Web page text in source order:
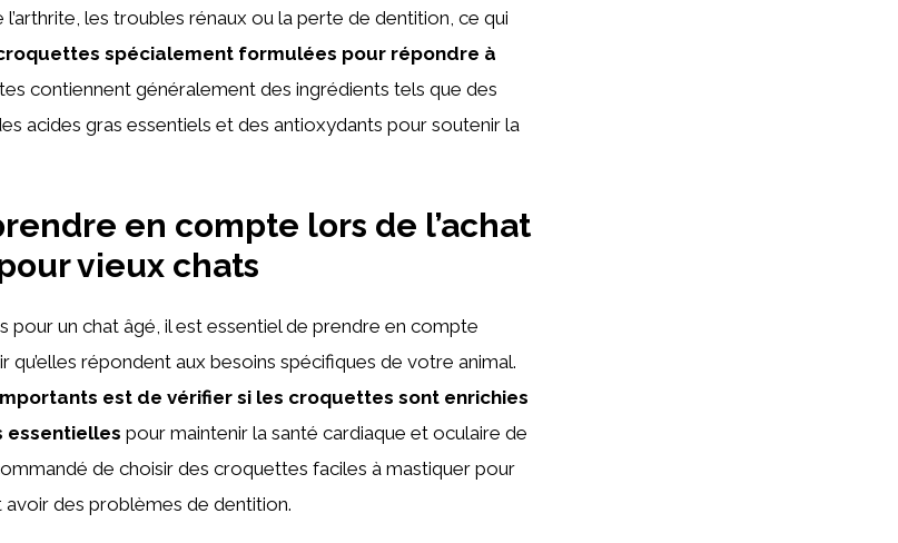
les troubles rénaux ou la perte de dentition, ce qui
spécialement formulées pour répondre à
contiennent généralement des ingrédients tels que des
acides gras essentiels et des antioxydants pour soutenir la
en compte lors de l’achat
vieux chats
pour un chat âgé, il est essentiel de prendre en compte
qu’elles répondent aux besoins spécifiques de votre animal.
est de vérifier si les croquettes sont enrichies
essentielles pour maintenir la santé cardiaque et oculaire de
de choisir des croquettes faciles à mastiquer pour
avoir des problèmes de dentition.